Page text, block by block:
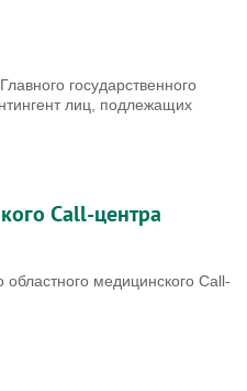
государственного
лиц, подлежащих
Call-центра
медицинского Call-